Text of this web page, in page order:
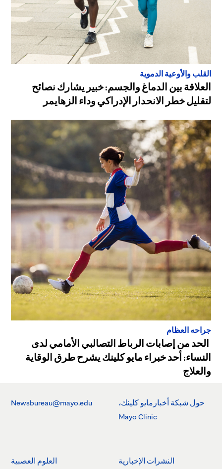
القلب والأوعية الدموية
العلاقة بين الدماغ والجسم: خبير يشارك نصائح
لتقليل خطر الانحدار الإدراكي وداء الزهايمر
جراحه العظام
الحد من إصابات الرباط التصالبي الأمامي لدى
النساء: أحد خبراء مايو كلينك يشرح طرق الوقاية
والعلاج
حول شبكة أخبارمايو كلينك،
Mayo Clinic
Newsbureau@mayo.edu
النشرات الإخبارية العلوم العصبية